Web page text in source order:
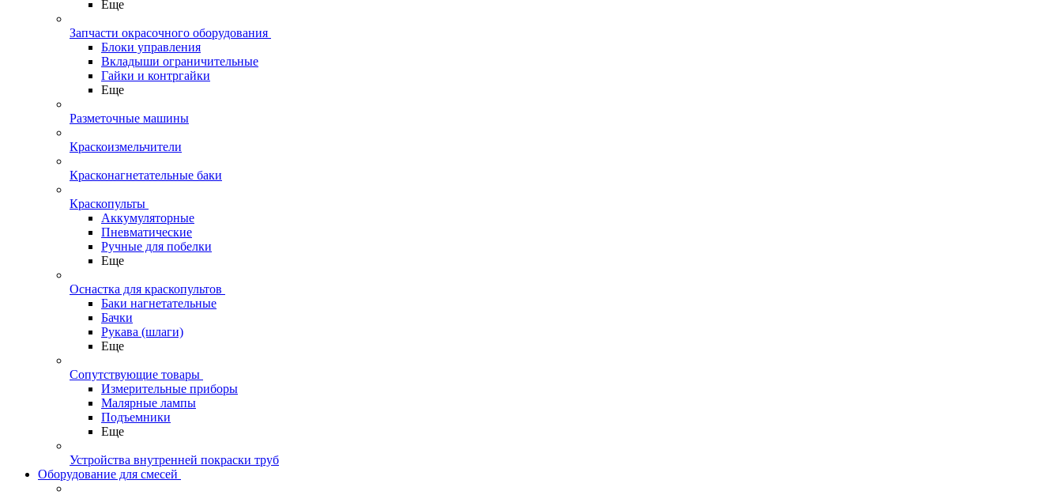
Еще
Запчасти окрасочного оборудования
Блоки управления
Вкладыши ограничительные
Гайки и контргайки
Еще
Разметочные машины
Краскоизмельчители
Красконагнетательные баки
Краскопульты
Аккумуляторные
Пневматические
Ручные для побелки
Еще
Оснастка для краскопультов
Баки нагнетательные
Бачки
Рукава (шлаги)
Еще
Сопутствующие товары
Измерительные приборы
Малярные лампы
Подъемники
Еще
Устройства внутренней покраски труб
Оборудование для смесей